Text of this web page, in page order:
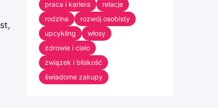
praca i kariera
relacje
rodzina
rozwój osobisty
upcykling
włosy
zdrowie i ciało
związek i bliskość
świadome zakupy